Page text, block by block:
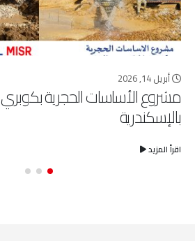
الحجرية بكوبري المثلث ببرج العرب